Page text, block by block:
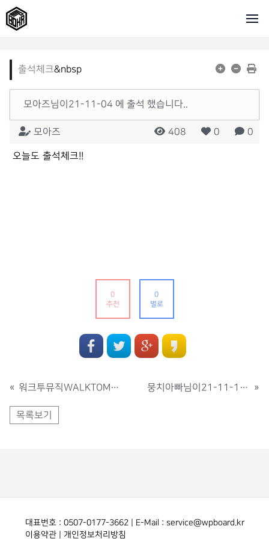
출석체크&nbsp
모아즈님이21-11-04 에 출석 했습니다..
모아즈 408 0 0
오늘도 출석체크!!
0
추천
0
별로
« 워크투뮤직WALKTOMUSIC님이21-10-28 에 출석 했습니다.. 뭉치아빠님이21-11-10 에 출석 했습니다.. »
목록보기
대표번호 : 0507-0177-3662 | E-Mail : service@wpboard.kr
이용약관| 개인정보처리방침